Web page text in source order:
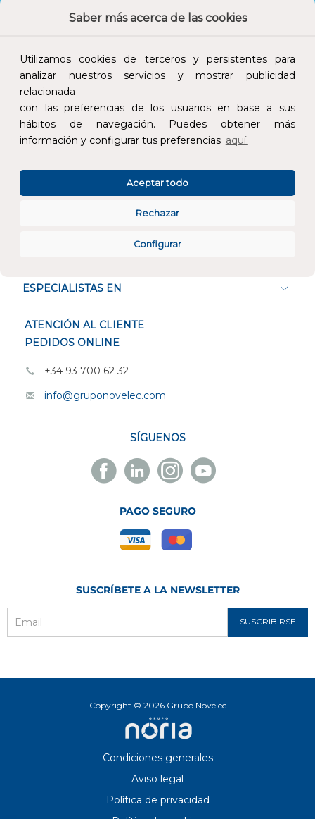
Saber más acerca de las cookies
Utilizamos cookies de terceros y persistentes para
analizar nuestros servicios y mostrar publicidad
relacionada
con las preferencias de los usuarios en base a sus
hábitos de navegación. Puedes obtener más
información y configurar tus preferencias aquí.
Configurar
Rechazar
Aceptar todo
Devoluciones Pago seguro
Atención al cliente
ESPECIALISTAS EN
ATENCIÓN AL CLIENTE
PEDIDOS ONLINE
+34 93 700 62 32
info@gruponovelec.com
SÍGUENOS
Facebook
Novelec
Linkedin
Novelec
Instagram
Novelec
Youtube
Novelec
PAGO SEGURO
SUSCRÍBETE A LA NEWSLETTER
SUSCRIBIRSE
Copyright © 2026 Grupo Novelec
Condiciones generales
Aviso legal
Política de privacidad